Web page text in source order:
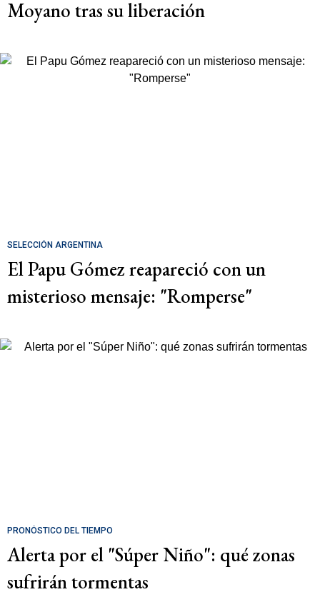
Moyano tras su liberación
SELECCIÓN ARGENTINA
El Papu Gómez reapareció con un
misterioso mensaje: "Romperse"
PRONÓSTICO DEL TIEMPO
Alerta por el "Súper Niño": qué zonas
sufrirán tormentas